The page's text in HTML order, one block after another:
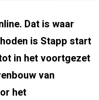
Dat is waar
is Stapp start
in het voortgezet
van
het